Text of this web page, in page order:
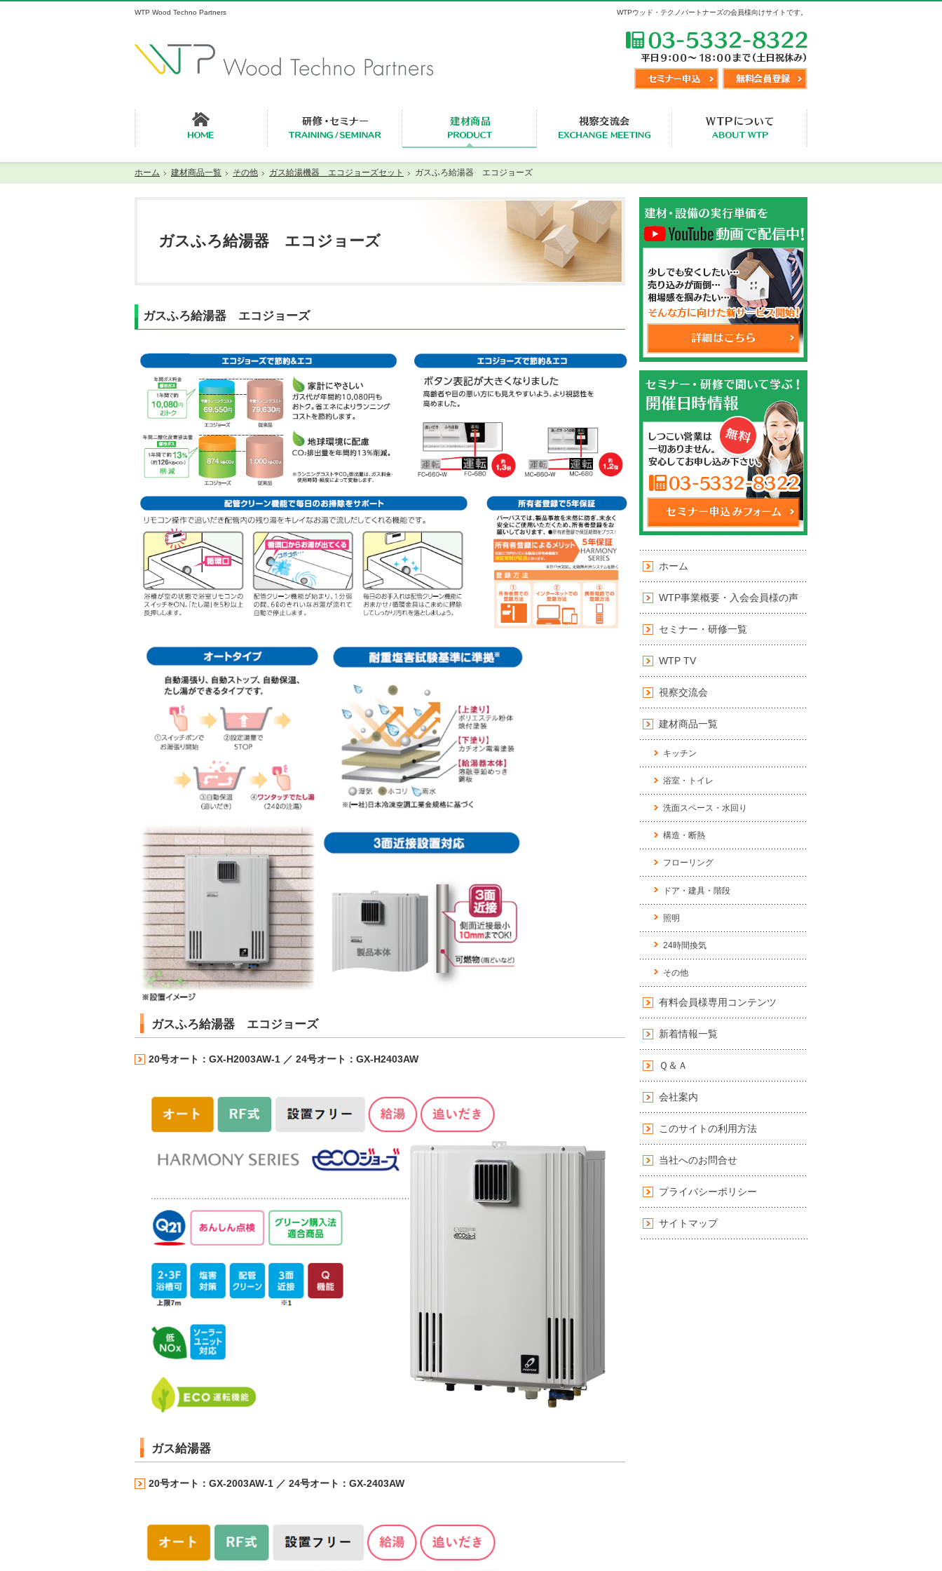
ガスふろ給湯器 エコジョーズ
WTPウッド・テクノパートナーズの会員様向けサイトです。
WTP Wood Techno Partners
ガスふろ給湯器 エコジョーズ
ガスふろ給湯器 エコジョーズ
20号オート：GX-H2003AW-1 ／ 24号オート：GX-H2403AW
ガス給湯器
20号オート：GX-2003AW-1 ／ 24号オート：GX-2403AW
ホーム
WTP事業概要・入会会員様の声
セミナー・研修一覧
WTP TV
視察交流会
建材商品一覧
キッチン
浴室・トイレ
洗面スペース・水回り
構造・断熱
フローリング
ドア・建具・階段
照明
24時間換気
その他
有料会員様専用コンテンツ
新着情報一覧
Ｑ＆Ａ
会社案内
このサイトの利用方法
当社へのお問合せ
プライバシーポリシー
サイトマップ
セミナー申込
ホーム セミナー・研修一覧 建材商品一覧 視察交流会 WTP事業概要・入会会員様の声
ホーム 建材商品一覧 その他 ガス給湯機器 エコジョーズセット ガスふろ給湯器 エコジョーズ